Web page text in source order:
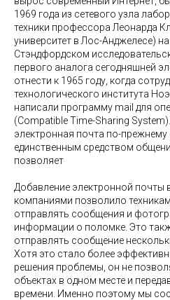
1969 года из сетевого узла
техники профессора Леонарда
университет в Лос-Анджелесе) на
Стэндфордском
первого аналога сегодняшней
отнести к 1965 году, когда
технологического института
написали программу mail для
(Compatible Time-Sharing
электронная почта по-прежнему
единственным средством
позволяет
Добавление электронной почты
компаниями позволило
отправлять сообщения и
информации о поломке. Это
отправлять сообщение
Хотя это стало более
решения проблемы, он не
объектах в одном месте и
времени. Именно поэтому мы